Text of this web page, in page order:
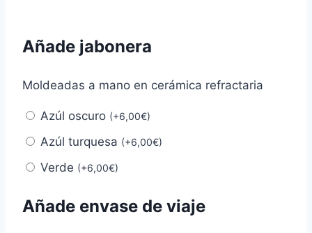
Añade jabonera
Moldeadas a mano en cerámica refractaria
Azúl oscuro (+6,00€)
Azúl turquesa (+6,00€)
Verde (+6,00€)
Añade envase de viaje